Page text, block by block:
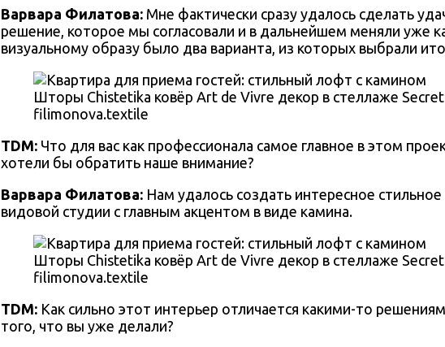
Варвара Филатова: Мне фактически сразу удалось сделать
решение, которое мы согласовали и в дальнейшем меняли уже
визуальному образу было два варианта, из которых выбрали
Шторы Chistetika ковёр Art de Vivre декор в стеллаже
filimonova.textile
TDM: Что для вас как профессионала самое главное в этом
хотели бы обратить наше внимание?
Варвара Филатова: Нам удалось создать интересное стильное
видовой студии с главным акцентом в виде камина.
Шторы Chistetika ковёр Art de Vivre декор в стеллаже
filimonova.textile
TDM: Как сильно этот интерьер отличается какими-то
того, что вы уже делали?